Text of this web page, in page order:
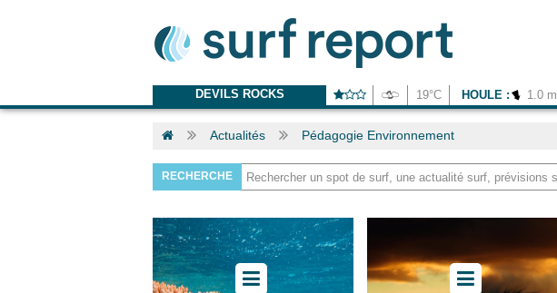
DEVILS ROCKS 19°C HOULE : 1.0 m
Actualités Pédagogie Environnement
RECHERCHE